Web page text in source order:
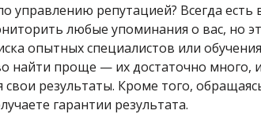
управлению репутацией? Всегда есть
любые упоминания о вас, но
опытных специалистов или
найти проще — их достаточно много,
свои результаты. Кроме того,
гарантии результата.